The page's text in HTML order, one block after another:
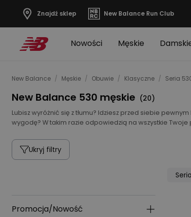
Znajdź sklep New Balance Run Club
Nowości Męskie
New Balance / Męskie / Obuwie / Klasyczne / Seria
New Balance 530 męskie (20)
Lubisz wyróżnić się z tłumu? Idziesz przed siebie
wygodę? W takim razie odpowiedzią na wszystkie
Ukryj filtry
Promocja/Nowość